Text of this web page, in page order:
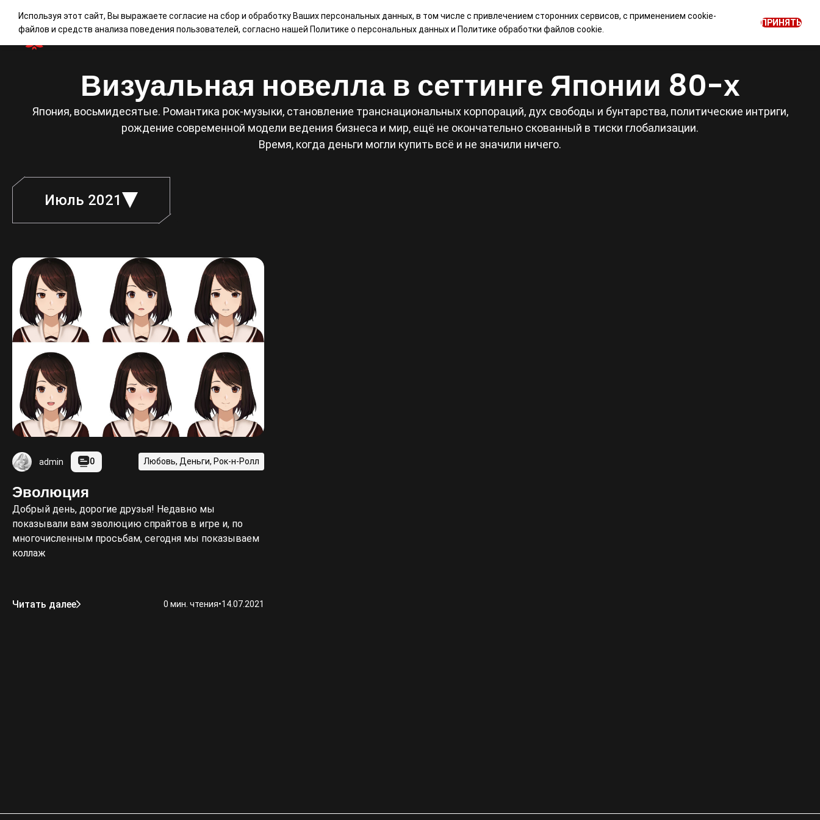
НАШИ ИГРЫ МАГАЗИН КОНТАКТЫ БЛОГ НОВОСТИ
0
Визуальная новелла в сеттинге Японии 80-х
Япония, восьмидесятые. Романтика рок-музыки, становление транснациональных корпораций, дух свободы и бунтарства, политические интриги,
рождение современной модели ведения бизнеса и мир, ещё не окончательно скованный в тиски глобализации.
Время, когда деньги могли купить всё и не значили ничего.
Июль 2021
admin 0 Любовь, Деньги, Рок-н-Ролл
Эволюция
Добрый день, дорогие друзья! Недавно мы
показывали вам эволюцию спрайтов в игре и, по
многочисленным просьбам, сегодня мы показываем
коллаж
Читать далее 0 мин. чтения•14.07.2021
Используя этот сайт, Вы выражаете согласие на сбор и обработку Ваших персональных данных, в том числе с привлечением сторонних сервисов, с применением cookie-
файлов и средств анализа поведения пользователей, согласно нашей Политике о персональных данныхи Политике обработки файлов cookie.
ПРИНЯТЬ